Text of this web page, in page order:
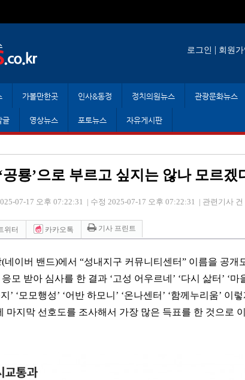
로그인 | 회원가
가볼만한곳 인사&동정 정치의원뉴스 관광문화뉴스
글 영상뉴스 포토뉴스 자유게시판
공룡’으로 부르고 싶지는 않나 모르겠
07-17 오후 07:22:31 수정 2025-07-17 오후 07:22:31 관련기사 건
위터 카카오톡 기사 프린트
(네이버 밴드)에서 “성내지구 커뮤니티센터” 이름을 공개
모 받아 심사를 한 결과 ‘고성 어우르네 ’ ‘다시 삶터 ’ ‘마
’ ‘ 모모행성’ ‘어반 하모니 ’ ‘온나센터 ’ ‘함께누리움’ 이
마지막 선호도를 조사해서 가장 많은 득표를 한 것으로